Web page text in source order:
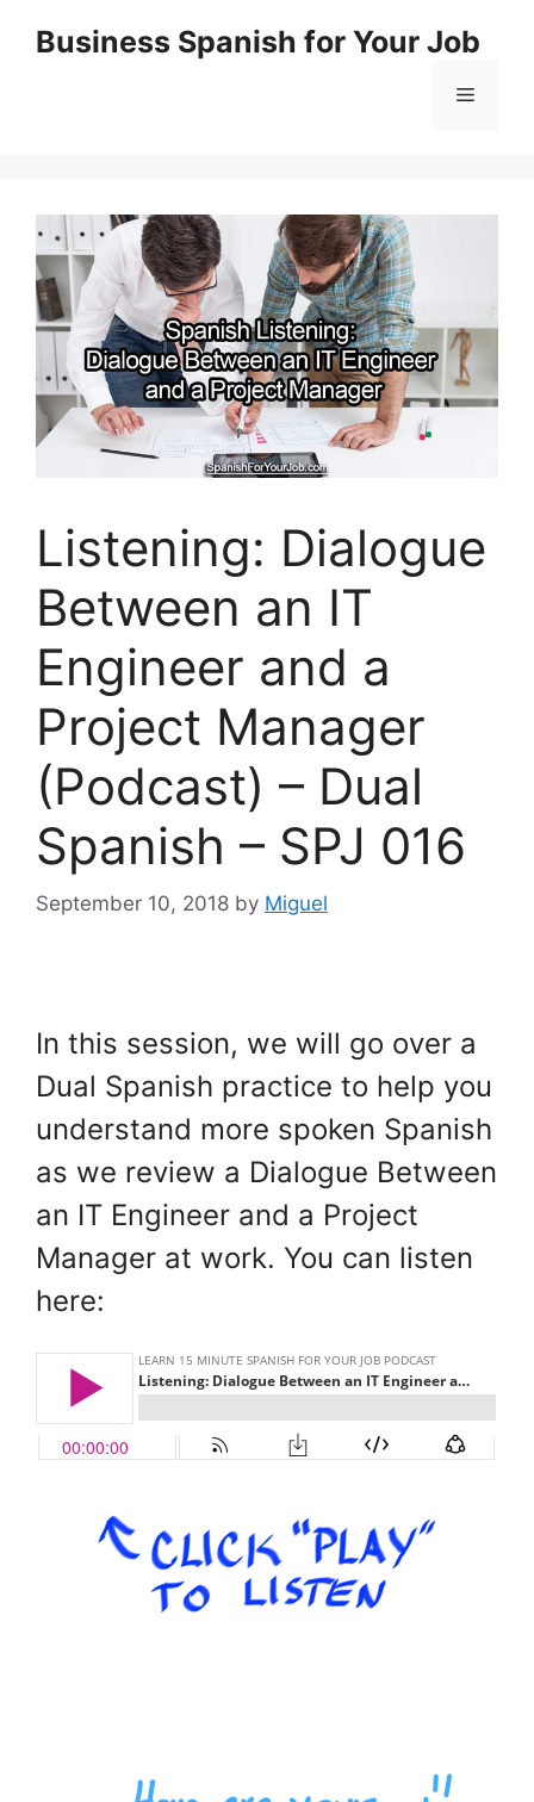
Business Spanish for Your Job
Menu
Listening: Dialogue
Between an IT
Engineer and a
Project Manager
(Podcast) – Dual
Spanish – SPJ 016
September 10, 2018 by Miguel
In this session, we will go over a
Dual Spanish practice to help you
understand more spoken Spanish
as we review a Dialogue Between
an IT Engineer and a Project
Manager at work. You can listen
here: